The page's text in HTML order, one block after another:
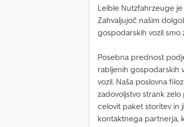
Leible Nutzfahrzeuge
Zahvaljujoč našim
gospodarskih vozil smo
Posebna prednost
rabljenih gospodarskih
vozil. Naša poslovna
zadovoljstvo strank
celovit paket storitev
kontaktnega partnerja,